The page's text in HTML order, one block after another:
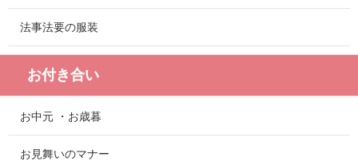
法事法要の服装
お付き合い
お中元 ・お歳暮
お見舞いのマナー